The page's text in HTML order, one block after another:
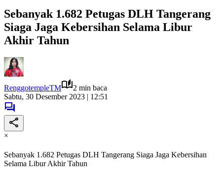
Sebanyak 1.682 Petugas DLH Tangerang
Siaga Jaga Kebersihan Selama Libur
Akhir Tahun
RenggotempleTM
2 min baca
Sabtu, 30 Desember 2023 | 12:51
×
Sebanyak 1.682 Petugas DLH Tangerang Siaga Jaga Kebersihan
Selama Libur Akhir Tahun